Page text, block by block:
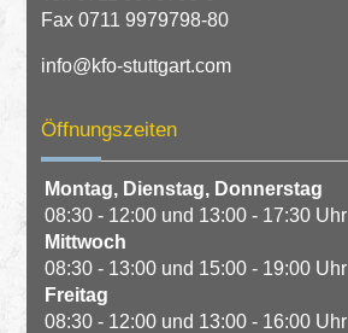
Fax 0711 9979798-80
info@kfo-stuttgart.com
Öffnungszeiten
Montag, Dienstag, Donnerstag
08:30 - 12:00 und 13:00 - 17:30 Uhr
Mittwoch
08:30 - 13:00 und 15:00 - 19:00 Uhr
Freitag
08:30 - 12:00 und 13:00 - 16:00 Uhr